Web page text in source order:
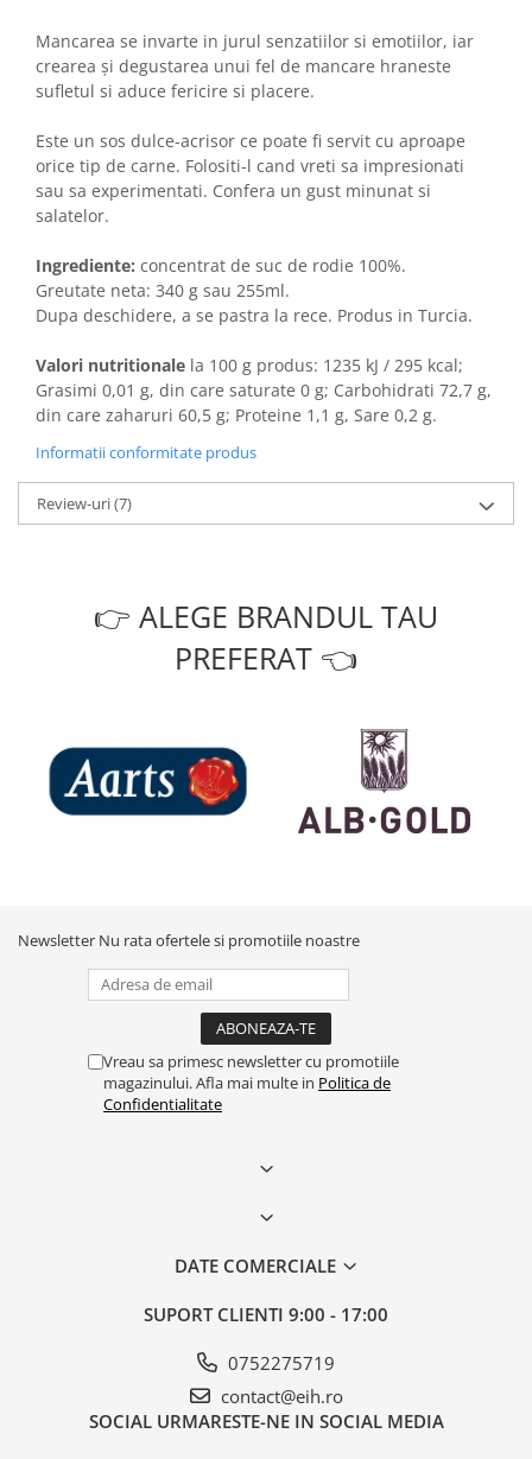
Mancarea se invarte in jurul senzatiilor si emotiilor, iar
crearea și degustarea unui fel de mancare hraneste
sufletul si aduce fericire si placere.
Este un sos dulce-acrisor ce poate fi servit cu aproape
orice tip de carne. Folositi-l cand vreti sa impresionati
sau sa experimentati. Confera un gust minunat si
salatelor.
Ingrediente: concentrat de suc de rodie 100%.
Greutate neta: 340 g sau 255ml.
Dupa deschidere, a se pastra la rece. Produs in Turcia.
Valori nutritionale la 100 g produs: 1235 kJ / 295 kcal;
Grasimi 0,01 g, din care saturate 0 g; Carbohidrati 72,7 g,
din care zaharuri 60,5 g; Proteine 1,1 g, Sare 0,2 g.
Informatii conformitate produs
Review-uri(7)
👉 ALEGE BRANDUL TAU
PREFERAT 👈
Newsletter Nu rata ofertele si promotiile noastre
Vreau sa primesc newsletter cu promotiile
magazinului. Afla mai multe in Politica de
Confidentialitate
DATE COMERCIALE
SUPORT CLIENTI 9:00 - 17:00
0752275719
contact@eih.ro
SOCIAL URMARESTE-NE IN SOCIAL MEDIA